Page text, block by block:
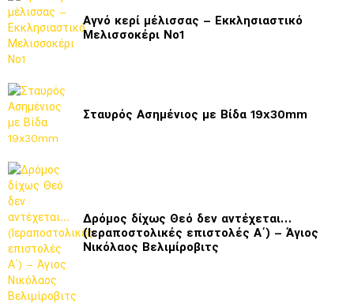
Αγνό κερί μέλισσας – Εκκλησιαστικό
Μελισσοκέρι Νο1
Σταυρός Ασημένιος με Βίδα 19x30mm
Δρόμος δίχως Θεό δεν αντέχεται…
(Ιεραποστολικές επιστολές Α΄) – Άγιος
Νικόλαος Βελιμίροβιτς